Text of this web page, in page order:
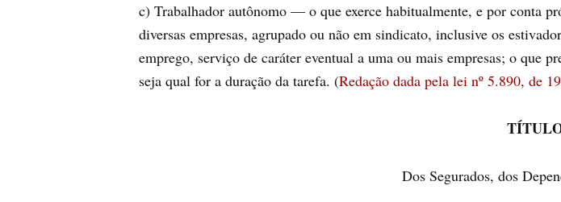
c) Trabalhador autônomo — o que exerce habitualmente, e por conta
diversas empresas, agrupado ou não em sindicato, inclusive os
emprego, serviço de caráter eventual a uma ou mais empresas; o que
seja qual for a duração da tarefa. (Redação dada pela lei nº 5.890, de
Dos Segurados, dos